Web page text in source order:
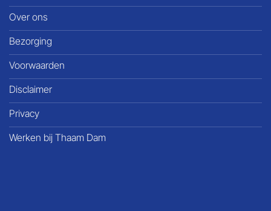
Over ons
Bezorging
Voorwaarden
Disclaimer
Privacy
Werken bij Thaam Dam